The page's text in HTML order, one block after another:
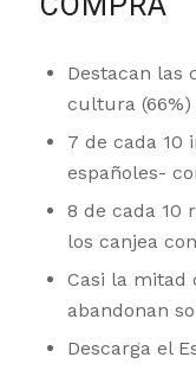
Destacan las
cultura (66%)
7 de cada 10
españoles-
8 de cada 10
los canjea
Casi la mitad
abandonan
Descarga el